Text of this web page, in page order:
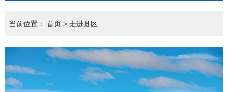
当前位置： 首页> 走进县区